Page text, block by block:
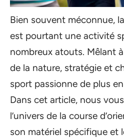
Bien souvent méconnue,
est pourtant une activité
nombreux atouts. Mêlant
de la nature, stratégie et
sport passionne de plus
Dans cet article, nous
l’univers de la course
son matériel spécifique et